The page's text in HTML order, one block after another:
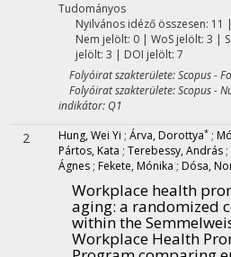
Tudományos
Nyilvános idéző összesen: 11
Nem jelölt: 0 | WoS jelölt: 3 |
jelölt: 3 | DOI jelölt: 7
Folyóirat szakterülete: Scopus -
Folyóirat szakterülete: Scopus -
indikátor: Q1
2 Hung, Wei Yi ; Árva, Dorottya* ;
Pártos, Kata ; Terebessy, András ;
Ágnes ; Fekete, Mónika ; Dósa,
Workplace health
aging: a randomized
within the
Workplace Health